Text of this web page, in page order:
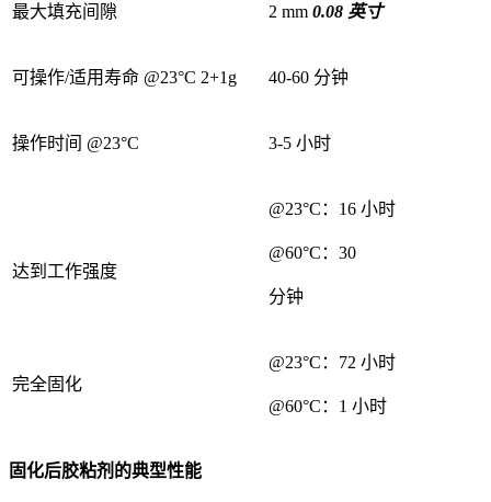
最大填充间隙 2 mm 0.08 英寸
可操作/适用寿命 @23°C 2+1g 40-60 分钟
操作时间 @23°C 3-5 小时
达到工作强度
@23°C：16 小时
@60°C：30
分钟
完全固化
@23°C：72 小时
@60°C：1 小时
固化后胶粘剂的典型性能